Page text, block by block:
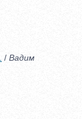
/ Вадим